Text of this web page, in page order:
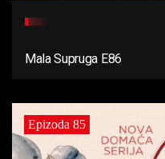
Mala Supruga E86
Epizoda 85